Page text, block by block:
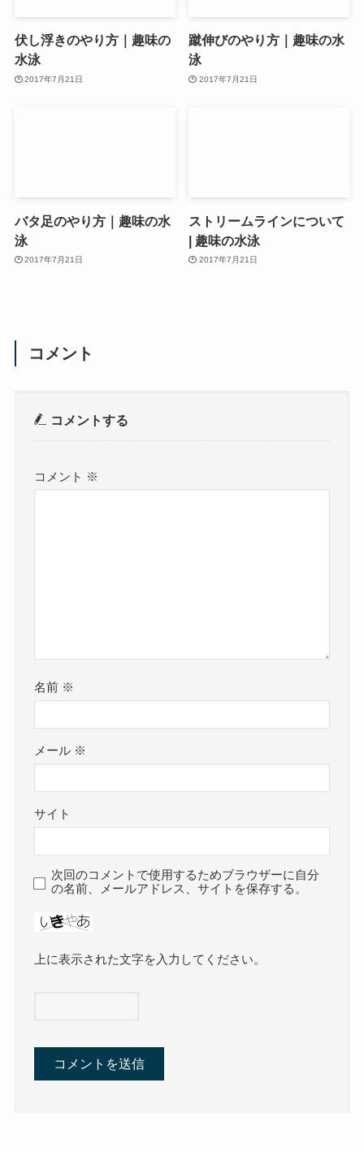
伏し浮きのやり方｜趣味の
水泳
2017年7月21日
蹴伸びのやり方｜趣味の水
泳
2017年7月21日
バタ足のやり方｜趣味の水
泳
2017年7月21日
ストリームラインについて
| 趣味の水泳
2017年7月21日
コメント
コメントする
コメント ※
名前 ※
メール ※
サイト
次回のコメントで使用するためブラウザーに自分
の名前、メールアドレス、サイトを保存する。
上に表示された文字を入力してください。